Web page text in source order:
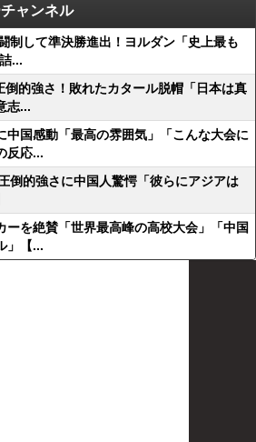
ャンネル
制して準決勝進出！ヨルダン「史上最も
...
的強さ！敗れたカタール脱帽「日本は真
志...
中国感動「最高の雰囲気」「こんな大会に
反応...
倒的強さに中国人驚愕「彼らにアジアは
ーを絶賛「世界最高峰の高校大会」「中国
」【...